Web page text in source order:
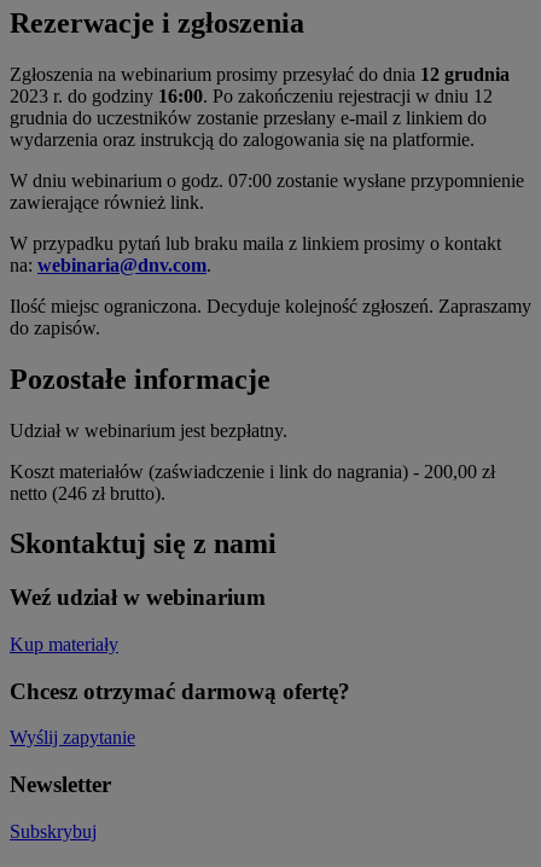
Rezerwacje i zgłoszenia
Zgłoszenia na webinarium prosimy przesyłać do dnia 12 grudnia
2023 r. do godziny 16:00. Po zakończeniu rejestracji w dniu 12
grudnia do uczestników zostanie przesłany e-mail z linkiem do
wydarzenia oraz instrukcją do zalogowania się na platformie.
W dniu webinarium o godz. 07:00 zostanie wysłane przypomnienie
zawierające również link.
W przypadku pytań lub braku maila z linkiem prosimy o kontakt
na: webinaria@dnv.com.
Ilość miejsc ograniczona. Decyduje kolejność zgłoszeń. Zapraszamy
do zapisów.
Pozostałe informacje
Udział w webinarium jest bezpłatny.
Koszt materiałów (zaświadczenie i link do nagrania) - 200,00 zł
netto (246 zł brutto).
Skontaktuj się z nami
Weź udział w webinarium
Kup materiały
Chcesz otrzymać darmową ofertę?
Wyślij zapytanie
Newsletter
Subskrybuj